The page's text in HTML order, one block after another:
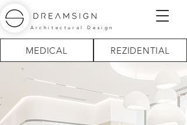
Architectural Design
MEDICAL REZIDENTIAL